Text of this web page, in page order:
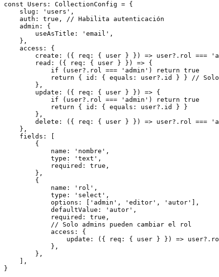
const Users: CollectionConfig = {
    slug: 'users',
    auth: true, // Habilita autenticación
    admin: {
        useAsTitle: 'email',
    },
    access: {
create: ({ req: { user } }) => user?.rol ===
        read: ({ req: { user } }) => {
            if (user?.rol === 'admin') return true
return { id: { equals: user?.id } } //
        },
        update: ({ req: { user } }) => {
            if (user?.rol === 'admin') return true
            return { id: { equals: user?.id } }
        },
delete: ({ req: { user } }) => user?.rol ===
    },
    fields: [
        {
            name: 'nombre',
            type: 'text',
            required: true,
        },
        {
            name: 'rol',
            type: 'select',
            options: ['admin', 'editor', 'autor'],
            defaultValue: 'autor',
            required: true,
            // Solo admins pueden cambiar el rol
            access: {
update: ({ req: { user } }) =>
            },
        },
    ],
}